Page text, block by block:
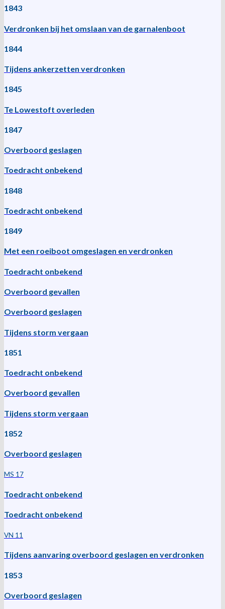
1843
Verdronken bij het omslaan van de garnalenboot
1844
Tijdens ankerzetten verdronken
1845
Te Lowestoft overleden
1847
Overboord geslagen
Toedracht onbekend
1848
Toedracht onbekend
1849
Met een roeiboot omgeslagen en verdronken
Toedracht onbekend
Overboord gevallen
Overboord geslagen
Tijdens storm vergaan
1851
Toedracht onbekend
Overboord gevallen
Tijdens storm vergaan
1852
Overboord geslagen
MS 17
Toedracht onbekend
Toedracht onbekend
VN 11
Tijdens aanvaring overboord geslagen en verdronken
1853
Overboord geslagen